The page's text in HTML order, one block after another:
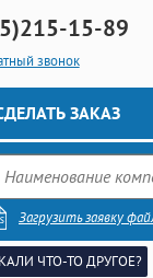
215-15-89
звонок
ЗАКАЗ
Загрузить заявку
ЧТО-ТО ДРУГОЕ?